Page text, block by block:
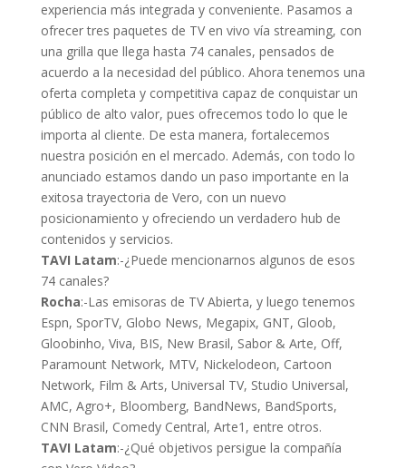
experiencia más integrada y conveniente. Pasamos a
ofrecer tres paquetes de TV en vivo vía streaming, con
una grilla que llega hasta 74 canales, pensados de
acuerdo a la necesidad del público. Ahora tenemos una
oferta completa y competitiva capaz de conquistar un
público de alto valor, pues ofrecemos todo lo que le
importa al cliente. De esta manera, fortalecemos
nuestra posición en el mercado. Además, con todo lo
anunciado estamos dando un paso importante en la
exitosa trayectoria de Vero, con un nuevo
posicionamiento y ofreciendo un verdadero hub de
contenidos y servicios.
TAVI Latam:-¿Puede mencionarnos algunos de esos
74 canales?
Rocha:-Las emisoras de TV Abierta, y luego tenemos
Espn, SporTV, Globo News, Megapix, GNT, Gloob,
Gloobinho, Viva, BIS, New Brasil, Sabor & Arte, Off,
Paramount Network, MTV, Nickelodeon, Cartoon
Network, Film & Arts, Universal TV, Studio Universal,
AMC, Agro+, Bloomberg, BandNews, BandSports,
CNN Brasil, Comedy Central, Arte1, entre otros.
TAVI Latam:-¿Qué objetivos persigue la compañía